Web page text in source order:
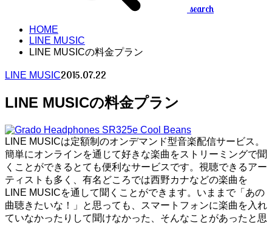
search
HOME
LINE MUSIC
LINE MUSICの料金プラン
LINE MUSIC2015.07.22
LINE MUSICの料金プラン
LINE MUSICは定額制のオンデマンド型音楽配信サービス。
簡単にオンラインを通じて好きな楽曲をストリーミングで聞
くことができるとても便利なサービスです。視聴できるアー
ティストも多く、有名どころでは西野カナなどの楽曲を
LINE MUSICを通して聞くことができます。いままで「あの
曲聴きたいな！」と思っても、スマートフォンに楽曲を入れ
ていなかったりして聞けなかった、そんなことがあったと思